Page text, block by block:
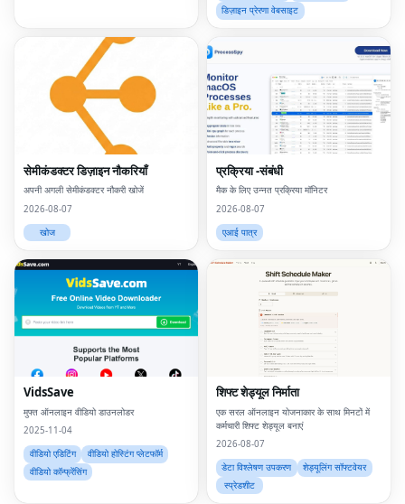
डिज़ाइन प्रेरणा वेबसाइट
सेमीकंडक्टर डिज़ाइन नौकरियाँ
अपनी अगली सेमीकंडक्टर नौकरी खोजें
2026-08-07
खोज
प्रक्रिया -संबंधी
मैक के लिए उन्नत प्रक्रिया मॉनिटर
2026-08-07
एआई पात्र
VidsSave
मुफ्त ऑनलाइन वीडियो डाउनलोडर
2025-11-04
वीडियो एडिटिंग
वीडियो होस्टिंग प्लेटफॉर्म
वीडियो कॉन्फ्रेंसिंग
शिफ्ट शेड्यूल निर्माता
एक सरल ऑनलाइन योजनाकार के साथ मिनटों में
कर्मचारी शिफ्ट शेड्यूल बनाएं
2026-08-07
डेटा विश्लेषण उपकरण
शेड्यूलिंग सॉफ्टवेयर
स्प्रेडशीट